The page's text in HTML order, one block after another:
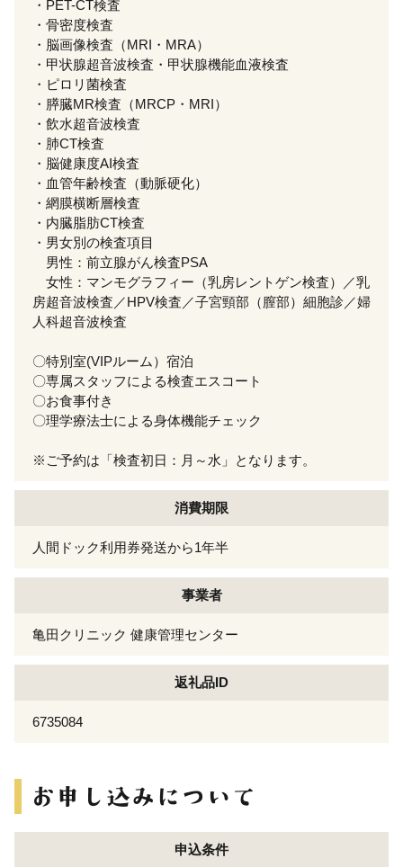
・PET-CT検査
・骨密度検査
・脳画像検査（MRI・MRA）
・甲状腺超音波検査・甲状腺機能血液検査
・ピロリ菌検査
・膵臓MR検査（MRCP・MRI）
・飲水超音波検査
・肺CT検査
・脳健康度AI検査
・血管年齢検査（動脈硬化）
・網膜横断層検査
・内臓脂肪CT検査
・男女別の検査項目
男性：前立腺がん検査PSA
女性：マンモグラフィー（乳房レントゲン検査）／乳
房超音波検査／HPV検査／子宮頸部（膣部）細胞診／婦
人科超音波検査
〇特別室(VIPルーム）宿泊
〇専属スタッフによる検査エスコート
〇お食事付き
〇理学療法士による身体機能チェック
※ご予約は「検査初日：月～水」となります。
消費期限
人間ドック利用券発送から1年半
事業者
亀田クリニック 健康管理センター
返礼品ID
6735084
申込条件